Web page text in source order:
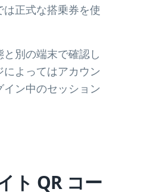
正式な搭乗券を使
別の端末で確認し
よってはアカウン
イン中のセッション
ト QR コー